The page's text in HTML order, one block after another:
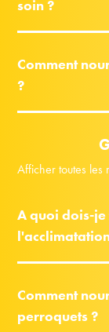
soin ?
Comment
?
Afficher toutes les
A quoi dois-
Comment
perroquets ?